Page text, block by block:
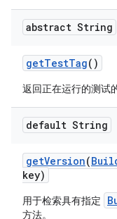
abstract String
getTestTag()
返回正在运行的测试
default String
getVersion(
key)
用于检索具有指定
方法。